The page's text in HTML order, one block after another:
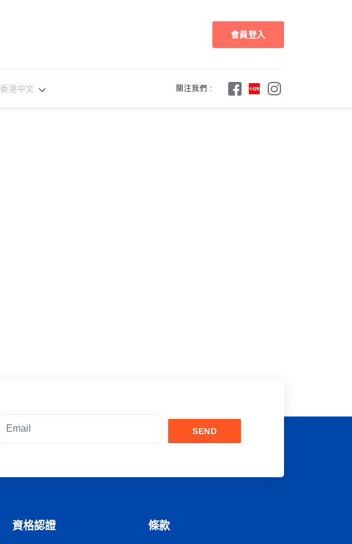
會員登入
香港中文 關注我們 :
SEND
資格認證 條款